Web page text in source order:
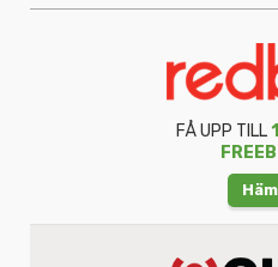
FÅ UPP TILL